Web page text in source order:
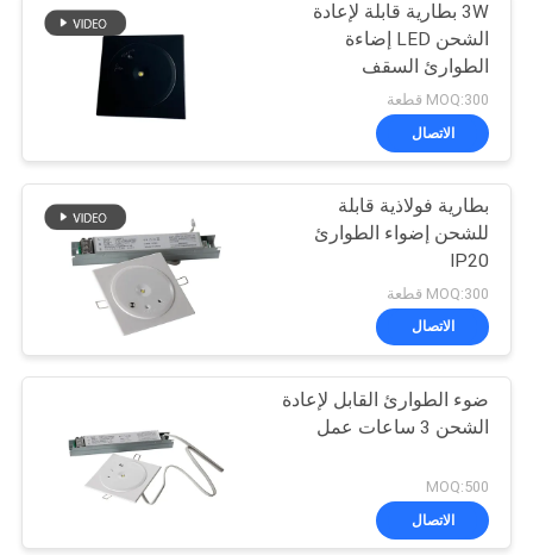
ضوء سبوت LED
للطوارئ
20
أضواء طوارئ الاختبار
الذاتي
12
52
3W بطارية قابلة لإعادة
الشحن LED إضاءة
الطوارئ السقف
MOQ:300 قطعة
الاتصال
بطارية فولاذية قابلة
للشحن إضواء الطوارئ
IP20
MOQ:300 قطعة
الاتصال
ضوء الطوارئ القابل لإعادة
الشحن 3 ساعات عمل
MOQ:500
الاتصال